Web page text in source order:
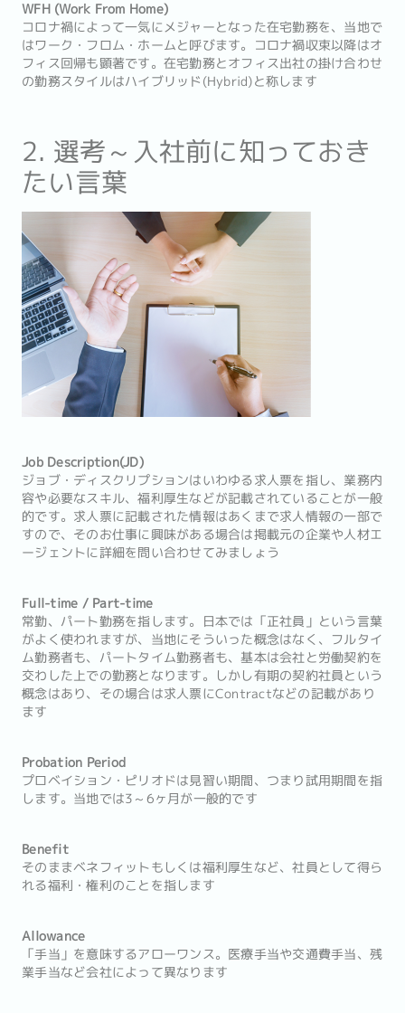
WFH (Work From Home)
コロナ禍によって一気にメジャーとなった在宅勤務を、当地で
はワーク・フロム・ホームと呼びます。コロナ禍収束以降はオ
フィス回帰も顕著です。在宅勤務とオフィス出社の掛け合わせ
の勤務スタイルはハイブリッド(Hybrid)と称します
2. 選考～入社前に知っておき
たい言葉
Job Description(JD)
ジョブ・ディスクリプションはいわゆる求人票を指し、業務内
容や必要なスキル、福利厚生などが記載されていることが一般
的です。求人票に記載された情報はあくまで求人情報の一部で
すので、そのお仕事に興味がある場合は掲載元の企業や人材エ
ージェントに詳細を問い合わせてみましょう
Full-time / Part-time
常勤、パート勤務を指します。日本では「正社員」という言葉
がよく使われますが、当地にそういった概念はなく、フルタイ
ム勤務者も、パートタイム勤務者も、基本は会社と労働契約を
交わした上での勤務となります。しかし有期の契約社員という
概念はあり、その場合は求人票にContractなどの記載があり
ます
Probation Period
プロベイション・ピリオドは見習い期間、つまり試用期間を指
します。当地では3～6ヶ月が一般的です
Benefit
そのままベネフィットもしくは福利厚生など、社員として得ら
れる福利・権利のことを指します
Allowance
「手当」を意味するアローワンス。医療手当や交通費手当、残
業手当など会社によって異なります